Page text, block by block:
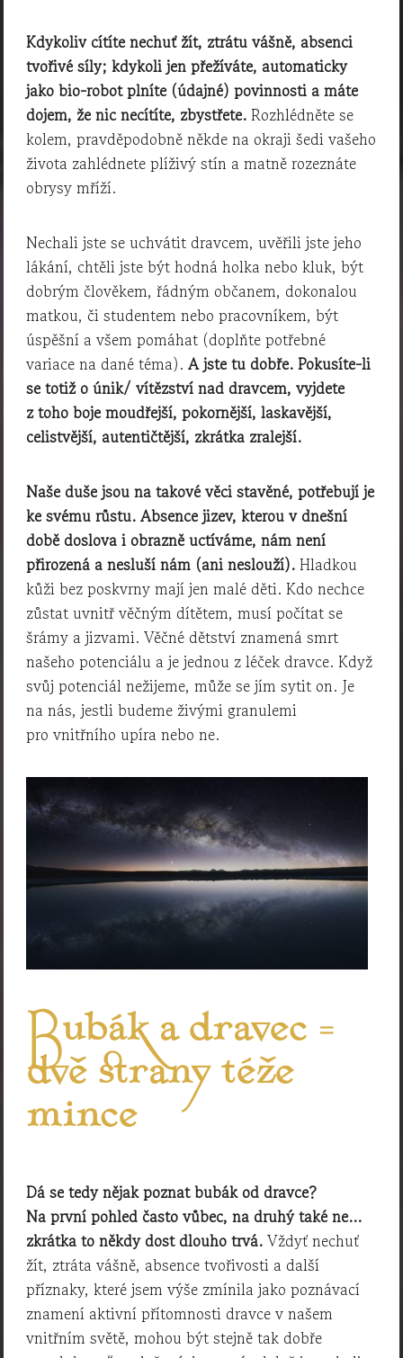
Kdykoliv cítíte nechuť žít, ztrátu vášně, absenci
tvořivé síly; kdykoli jen přežíváte, automaticky
jako bio-robot plníte (údajné) povinnosti a máte
dojem, že nic necítíte, zbystřete.Rozhlédněte se
kolem, pravděpodobně někde na okraji šedi vašeho
života zahlédnete plíživý stín a matně rozeznáte
obrysy mříží.
Nechali jste se uchvátit dravcem, uvěřili jste jeho
lákání, chtěli jste být hodná holka nebo kluk, být
dobrým člověkem, řádným občanem, dokonalou
matkou, či studentem nebo pracovníkem, být
úspěšní a všem pomáhat (doplňte potřebné
variace na dané téma).A jste tu dobře. Pokusíte-li
se totiž o únik/ vítězství nad dravcem, vyjdete
z toho boje moudřejší, pokornější, laskavější,
celistvější, autentičtější, zkrátka zralejší.
Naše duše jsou na takové věci stavěné, potřebují je
ke svému růstu. Absence jizev, kterou v dnešní
době doslova i obrazně uctíváme, nám není
přirozená a nesluší nám (ani neslouží).Hladkou
kůži bez poskvrny mají jen malé děti. Kdo nechce
zůstat uvnitř věčným dítětem, musí počítat se
šrámy a jizvami. Věčné dětství znamená smrt
našeho potenciálu a je jednou z léček dravce. Když
svůj potenciál nežijeme, může se jím sytit on. Je
na nás, jestli budeme živými granulemi
pro vnitřního upíra nebo ne.
Bubák a dravec =
dvě strany téže
mince
Dá se tedy nějak poznat bubák od dravce?
Na první pohled často vůbec, na druhý také ne…
zkrátka to někdy dost dlouho trvá. Vždyť nechuť
žít, ztráta vášně, absence tvořivosti a další
příznaky, které jsem výše zmínila jako poznávací
znamení aktivní přítomnosti dravce v našem
vnitřním světě, mohou být stejně tak dobře